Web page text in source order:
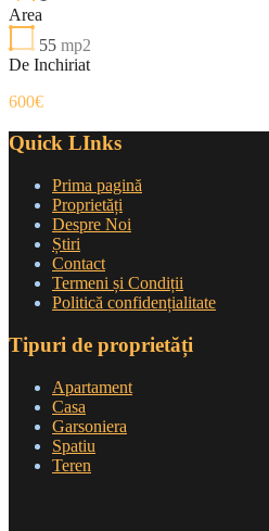
Area
55 mp2
De Inchiriat
600€
Quick LInks
Prima pagină
Proprietăți
Despre Noi
Știri
Contact
Termeni și Condiții
Politică confidențialitate
Tipuri de proprietăți
Apartament
Casa
Garsoniera
Spatiu
Teren